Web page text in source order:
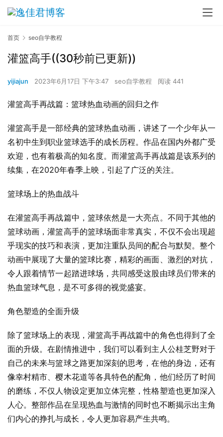
首页 seo自学教程
灌篮高手((30秒前已更新))
yijiajun 2023年6月17日 下午3:47 seo自学教程 阅读 441
灌篮高手再战篇：篮球热血动画的回归之作
灌篮高手是一部经典的篮球热血动画，讲述了一个少年从一
名初中生到职业篮球选手的成长历程。作品在国内外都广受
欢迎，也有着极高的知名度。而灌篮高手再战篇是该系列的
续集，在2020年春季上映，引起了广泛的关注。
篮球场上的热血战斗
在灌篮高手再战篇中，篮球依然是一大亮点。不同于其他的
篮球动画，灌篮高手的篮球场面非常真实，不仅不会出现超
乎现实的技巧和表演，更加注重队员间的配合与默契。整个
动画中展现了大量的篮球比赛，精彩的画面、激烈的对抗，
令人跟着情节一起踏进球场，共同感受这股由球员们带来的
热血篮球气息，是不可多得的视觉盛宴。
角色塑造的全面升级
除了篮球场上的表现，灌篮高手再战篇中的角色也得到了全
面的升级。在剧情推进中，我们可以看到主人公桂芝野对于
自己的未来与篮球之路更加深刻的思考，在他的身边，还有
像幸村精市、樱木花道等各具特色的配角，他们经历了时间
的磨练，不仅人物设定更加立体完整，性格塑造也更加深入
人心。整部作品在呈现热血与激情的同时也不断揭示出主角
们内心的挣扎与成长，令人更加容易产生共鸣。